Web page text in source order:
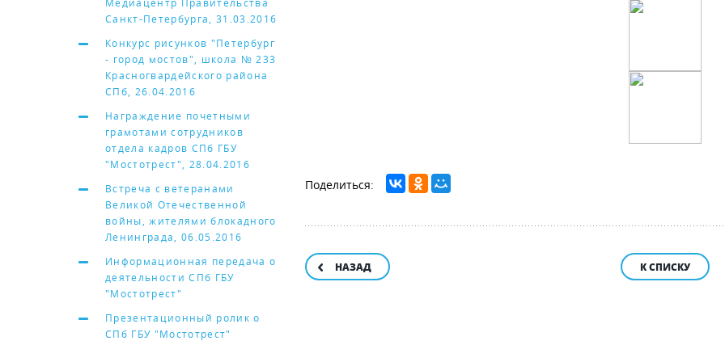
Санкт-Петербурга, 31.03.2016
Конкурс рисунков "Петербург
- город мостов", школа № 233
Красногвардейского района
СПб, 26.04.2016
Награждение почетными
грамотами сотрудников
отдела кадров СПб ГБУ
"Мостотрест", 28.04.2016
Встреча с ветеранами
Великой Отечественной
войны, жителями блокадного
Ленинграда, 06.05.2016
Информационная передача о
деятельности СПб ГБУ
"Мостотрест"
Презентационный ролик о
СПб ГБУ "Мостотрест"
НАЗАД К СПИСКУ